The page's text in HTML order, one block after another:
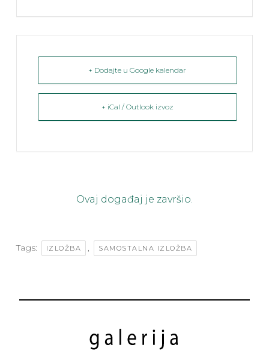
+ Dodajte u Google kalendar
+ iCal / Outlook izvoz
Ovaj događaj je završio.
Tags: IZLOŽBA , SAMOSTALNA IZLOŽBA